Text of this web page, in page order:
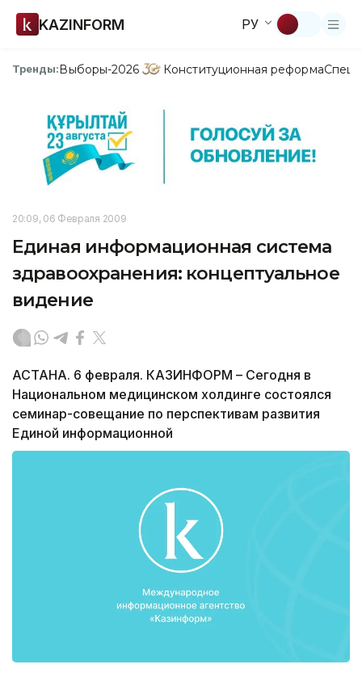
KAZINFORM РУ
Тренды:Выборы-2026 Конституционная реформа
20:09, 06 Февраля 2009
Единая информационная система
здравоохранения: концептуальное
видение
АСТАНА. 6 февраля. КАЗИНФОРМ – Сегодня в
Национальном медицинском холдинге состоялся
семинар-совещание по перспективам развития
Единой информационной